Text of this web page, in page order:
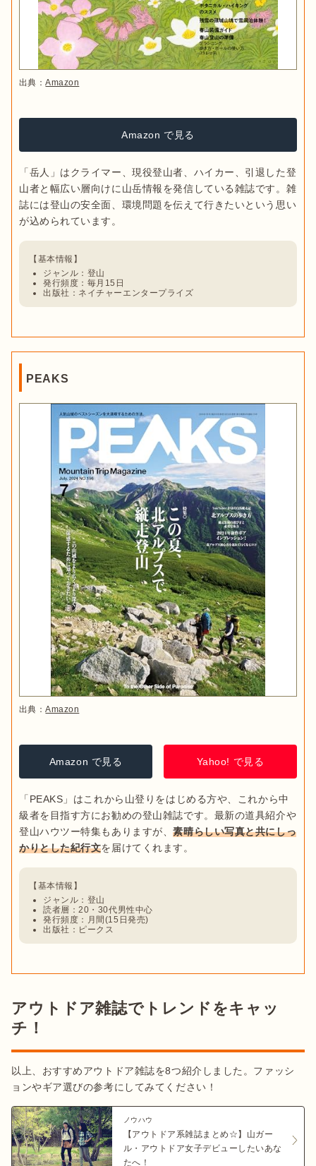
出典：Amazon
Amazon で見る
「岳人」はクライマー、現役登山者、ハイカー、引退した登
山者と幅広い層向けに山岳情報を発信している雑誌です。雑
誌には登山の安全面、環境問題を伝えて行きたいという思い
ジャンル：登山
発行頻度：毎月15日
出版社：ネイチャーエンタープライズ
PEAKS
出典：Amazon
Amazon で見る Yahoo! で見る
「PEAKS」はこれから山登りをはじめる方や、これから中
級者を目指す方にお勧めの登山雑誌です。最新の道具紹介や
登山ハウツー特集もありますが、素晴らしい写真と共にしっ
かりとした紀行文
ジャンル：登山
読者層：20・30代男性中心
発行頻度：月間(15日発売)
出版社：ピークス
アウトドア雑誌でトレンドをキャッ
チ！
以上、おすすめアウトドア雑誌を8つ紹介しました。ファッシ
ョンやギア選びの参考にしてみてください！
ノウハウ
【アウトドア系雑誌まとめ☆】山ガー
ル・アウトドア女子デビューしたいあな
たへ！